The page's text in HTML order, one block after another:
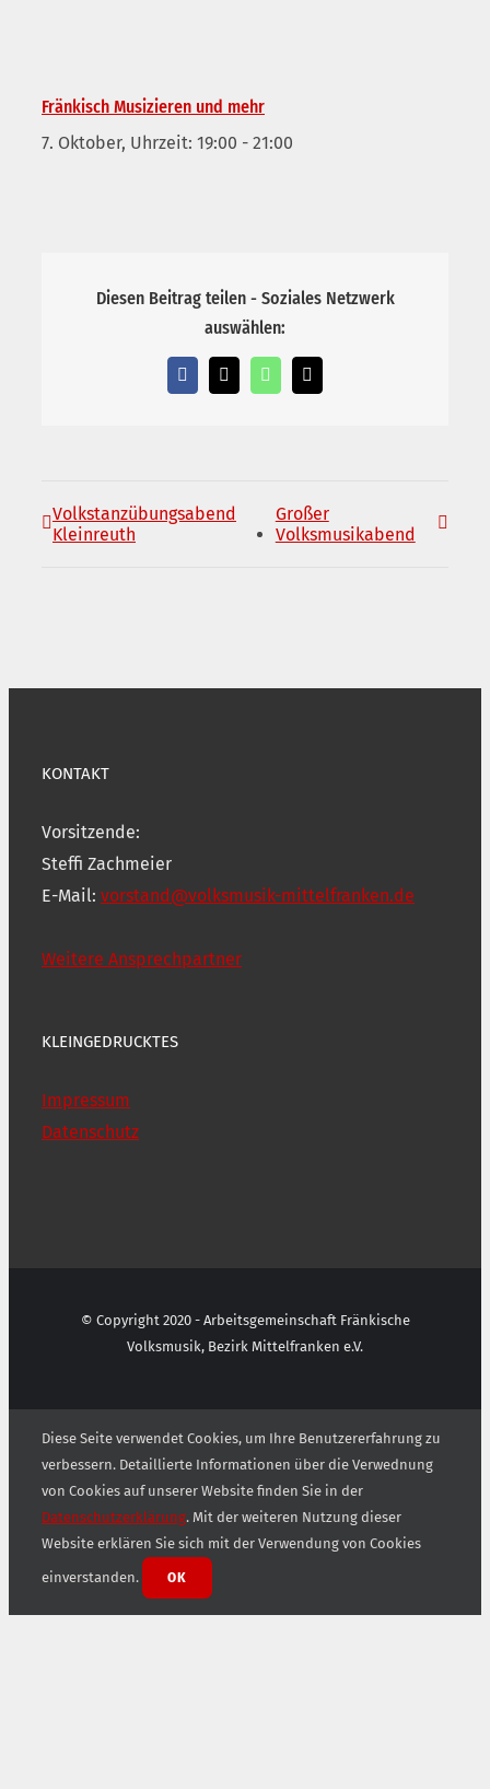
Fränkisch Musizieren und mehr
7. Oktober, Uhrzeit: 19:00 - 21:00
Diesen Beitrag teilen - Soziales Netzwerk
auswählen:
Facebook
X WhatsApp
E-
Mail
Volkstanzübungsabend
Kleinreuth
Großer
Volksmusikabend
KONTAKT
Vorsitzende:
Steffi Zachmeier
E-Mail: vorstand@volksmusik-mittelfranken.de
Weitere Ansprechpartner
KLEINGEDRUCKTES
Impressum
Datenschutz
© Copyright 2020 - Arbeitsgemeinschaft Fränkische
Volksmusik, Bezirk Mittelfranken e.V.
Diese Seite verwendet Cookies, um Ihre Benutzererfahrung zu
verbessern. Detaillierte Informationen über die Verwednung
von Cookies auf unserer Website finden Sie in der
Datenschutzerklärung. Mit der weiteren Nutzung dieser
Website erklären Sie sich mit der Verwendung von Cookies
einverstanden. OK